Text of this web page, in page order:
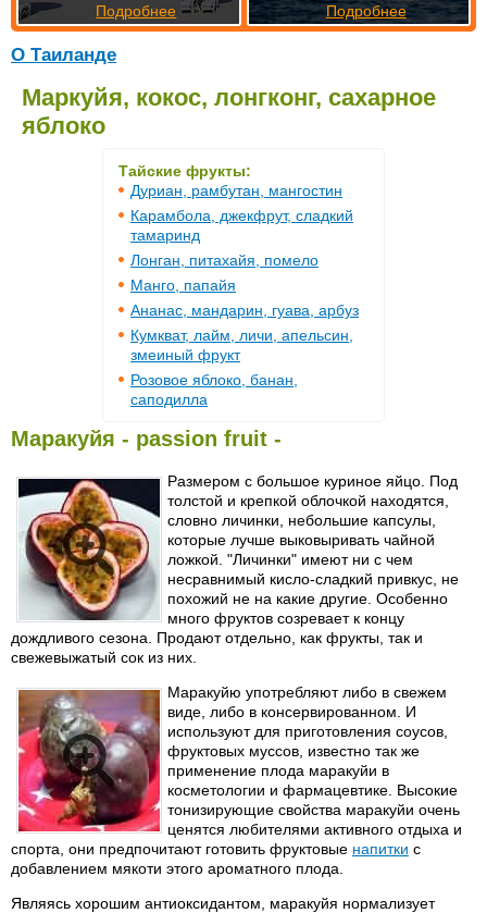
О Таиланде
Маркуйя, кокос, лонгконг, сахарное
яблоко
Тайские фрукты:
Дуриан, рамбутан, мангостин
Карамбола, джекфрут, сладкий
тамаринд
Лонган, питахайя, помело
Манго, папайя
Ананас, мандарин, гуава, арбуз
Кумкват, лайм, личи, апельсин,
змеиный фрукт
Розовое яблоко, банан,
саподилла
Маракуйя - passion fruit -
Размером с большое куриное яйцо. Под
толстой и крепкой облочкой находятся,
словно личинки, небольшие капсулы,
которые лучше выковыривать чайной
ложкой. "Личинки" имеют ни с чем
несравнимый кисло-сладкий привкус, не
похожий не на какие другие. Особенно
много фруктов созревает к концу
дождливого сезона. Продают отдельно, как фрукты, так и
свежевыжатый сок из них.
Маракуйю употребляют либо в свежем
виде, либо в консервированном. И
используют для приготовления соусов,
фруктовых муссов, известно так же
применение плода маракуйи в
косметологии и фармацевтике. Высокие
тонизирующие свойства маракуйи очень
ценятся любителями активного отдыха и
спорта, они предпочитают готовить фруктовые напитки с
добавлением мякоти этого ароматного плода.
Являясь хорошим антиоксидантом, маракуйя нормализует
Подробнее Подробнее